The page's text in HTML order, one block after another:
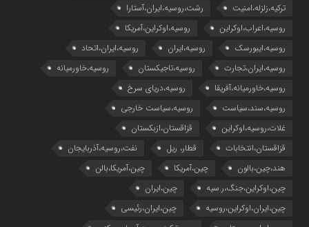
ترکیه،زلزله،امنیت
رشت،روسیه،ایران،آستارا
روسیه،اعراب،اوکراین
روسیه،اوکراین،آمریکا
روسیه،ایبورسک
روسیه،ایران
روسیه،ایران،اتحاد
روسیه،ایران،تجارت
روسیه،تاجیکستان
روسیه،خاورمیانه
روسیه،خاورمیانه،آفریقا
روسیه،دریای سرخ
روسیه،سند،سیاست
روسیه،سیاست خارجی
غلات،روسیه،اوکراین
قزاقستان،ازبکستان
قزاقستان،انتخابات
قطار، ریل
نفت،روسیه،آذربایجان
هند،چین،بالون
چین،آمریکا
چین،آمریکا،بالن
چین،اوکراین،جنگ،ر.سیه
چین،ایران
چین،ایران،اوکراین،روسیه
چین،ایران،رئیسی